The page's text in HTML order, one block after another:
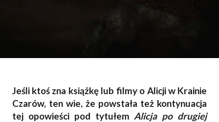
Jeśli ktoś zna książkę lub filmy o Alicji w Krainie
Czarów, ten wie, że powstała też kontynuacja
tej opowieści pod tytułem Alicja po drugiej